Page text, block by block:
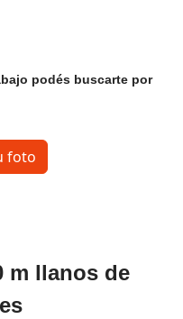
podés buscarte por
foto
m llanos de